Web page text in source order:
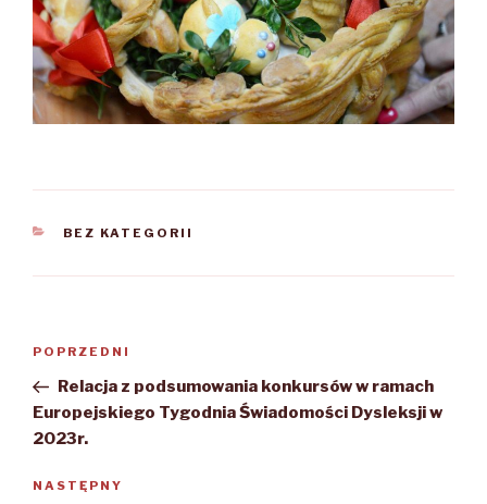
KATEGORIE
BEZ KATEGORII
Zobacz
Poprzedni
wpis
POPRZEDNI
Relacja z podsumowania konkursów w ramach
Europejskiego Tygodnia Świadomości Dysleksji w
2023r.
Następny
NASTĘPNY